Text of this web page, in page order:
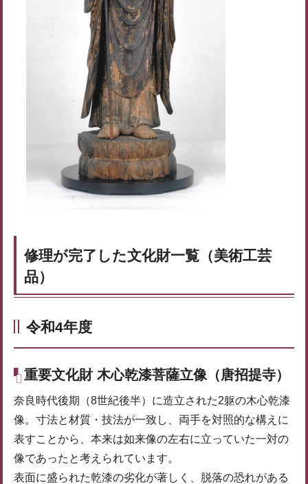
修理が完了した文化財一覧（美術工芸
品）
令和4年度
重要文化財 木心乾漆菩薩立像（唐招提寺）
奈良時代後期（8世紀後半）に造立された2躯の木心乾漆
像。寸法と材質・技法が一致し、両手を対照的な構えに
表すことから、本来は如来像の左右に立っていた一対の
像であったと考えられています。
表面に盛られた乾漆の劣化が著しく、脱落の恐れがある